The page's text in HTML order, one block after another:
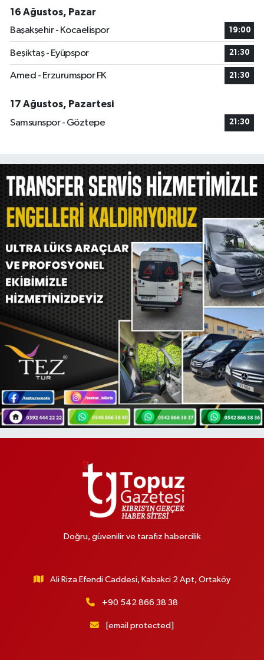
16 Ağustos, Pazar
Başakşehir - Kocaelispor
19:00
Beşiktaş - Eyüpspor 21:30
Amed - Erzurumspor FK 21:30
17 Ağustos, Pazartesi
Samsunspor - Göztepe
21:30
Doğru, güvenilir ve tarafız habercilik
Ali Riza Efendi Caddesi, Kabakci 2 Apt, Ortaköy
+90 542 866 38 38
[email protected]